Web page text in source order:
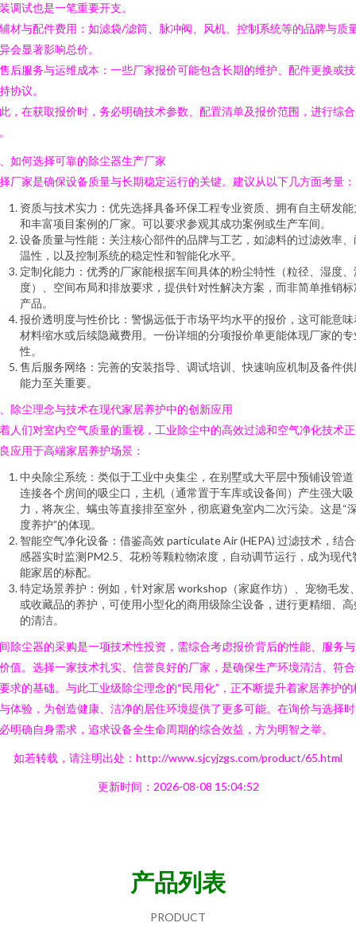
调试也是一笔重要开支。
材与配件费用：如滤袋/滤筒、脉冲阀、风机、控制系统等的品牌与质
会显著影响总价。
后服务与运维成本：一些厂家报价可能包含长期的维护、配件更换或
协议。
，在获取报价时，务必明确技术参数、配置清单及报价范围，进行综
如何选择可靠的除尘器生产厂家
厂家是确保设备质量与长期稳定运行的关键。建议从以下几方面考量：
资质与技术实力：优先选择具备环保工程专业资质、拥有自主研发能
和丰富项目案例的厂家。可以要求参观其成功案例或生产车间。
设备质量与性能：关注核心部件的品牌与工艺，如滤料的过滤效率、
温性，以及控制系统的稳定性和智能化水平。
定制化能力：优秀的厂家能根据车间具体的粉尘特性（粒径、湿度、
度）、空间布局和排放要求，提供针对性解决方案，而非简单推销标
产品。
报价透明度与性价比：警惕远低于市场平均水平的报价，这可能意味
材料缩水或后续隐藏费用。一份详细的分项报价单更能体现厂家的专
性。
售后服务网络：完善的安装指导、调试培训、快速响应机制及备件供
能力至关重要。
除尘理念与技术在现代家居养护中的创新应用
人们对室内空气质量的重视，工业除尘中的高效过滤和空气净化技术
应用于高端家居养护场景：
中央除尘系统：类似于工业中央集尘，在别墅或大平层中预铺设管道
连接各个房间的吸尘口，主机（通常置于车库或设备间）产生强大吸
力，将灰尘、螨虫等直接排至室外，彻底避免室内二次污染。这是“
度养护”的体现。
智能空气净化设备：借鉴高效 particulate Air (HEPA) 过滤技术，结
感器实时监测PM2.5、花粉等颗粒物浓度，自动调节运行，成为现代
能家居的标配。
特定场景养护：例如，针对家居 workshop（家庭作坊）、宠物毛发
或收藏品的养护，可使用小型化的商用级除尘设备，进行更精细、高
的清洁。
除尘器的采购是一项技术性投资，需综合考虑报价背后的性能、服务
值。选择一家技术扎实、信誉良好的厂家，是确保生产环境清洁、符
求的基础。与此工业级除尘理念的“民用化”，正不断提升着家居养护的
体验，为创造健康、洁净的居住环境提供了更多可能。在询价与选择
明确自身需求，追求设备全生命周期的综合效益，方为明智之举。
如若转载，请注明出处：http://www.sjcyjzgs.com/product/65.html
更新时间：2026-08-08 15:04:52
产品列表
PRODUCT